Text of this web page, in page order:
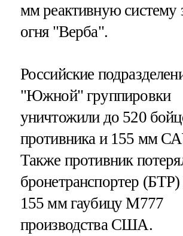
мм реактивную систему
огня "Верба".
Российские
"Южной" группировки
уничтожили до 520
противника и 155 мм
Также противник
бронетранспортер
155 мм гаубицу М777
производства США.